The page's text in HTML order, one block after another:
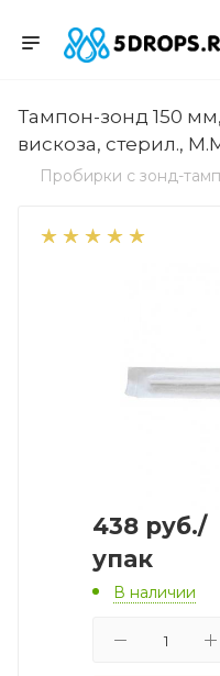
Тампон-зонд 150
вискоза, стерил.,
Пробирки с зонд-
438 руб./
упак
В наличии